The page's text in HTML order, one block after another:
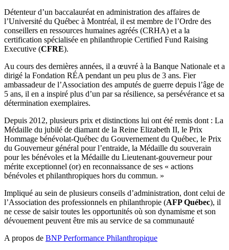
Détenteur d’un baccalauréat en administration des affaires de
l’Université du Québec à Montréal, il est membre de l’Ordre des
conseillers en ressources humaines agréés (CRHA) et a la
certification spécialisée en philanthropie Certified Fund Raising
Executive (CFRE).
Au cours des dernières années, il a œuvré à la Banque Nationale et a
dirigé la Fondation RÉA pendant un peu plus de 3 ans. Fier
ambassadeur de l’Association des amputés de guerre depuis l’âge de
5 ans, il en a inspiré plus d’un par sa résilience, sa persévérance et sa
détermination exemplaires.
Depuis 2012, plusieurs prix et distinctions lui ont été remis dont : La
Médaille du jubilé de diamant de la Reine Elizabeth II, le Prix
Hommage bénévolat-Québec du Gouvernement du Québec, le Prix
du Gouverneur général pour l’entraide, la Médaille du souverain
pour les bénévoles et la Médaille du Lieutenant-gouverneur pour
mérite exceptionnel (or) en reconnaissance de ses « actions
bénévoles et philanthropiques hors du commun. »
Impliqué au sein de plusieurs conseils d’administration, dont celui de
l’Association des professionnels en philanthropie (AFP Québec), il
ne cesse de saisir toutes les opportunités où son dynamisme et son
dévouement peuvent être mis au service de sa communauté
A propos de BNP Performance Philanthropique